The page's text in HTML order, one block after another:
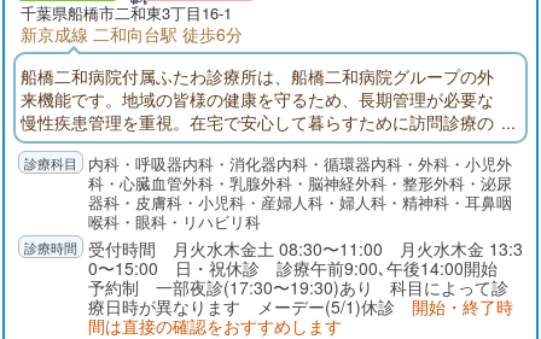
千葉県船橋市二和東3丁目16-1
新京成線 二和向台駅 徒歩6分
船橋二和病院付属ふたわ診療所は、船橋二和病院グループの外
来機能です。地域の皆様の健康を守るため、長期管理が必要な
慢性疾患管理を重視。在宅で安心して暮らすために訪問診療の
展開。入退院では船橋二和病院との連携。地域の皆様が安心し
て暮らせるように医療面でサポートできる外来機能を目指して
内科・呼吸器内科・消化器内科・循環器内科・外科・小児外
科・心臓血管外科・乳腺外科・脳神経外科・整形外科・泌尿
器科・皮膚科・小児科・産婦人科・婦人科・精神科・耳鼻咽
喉科・眼科・リハビリ科
受付時間 月火水木金土 08:30〜11:00 月火水木金 13:3
0〜15:00 日・祝休診 診療午前9:00､午後14:00開始
予約制 一部夜診(17:30〜19:30)あり 科目によって診
療日時が異なります メーデー(5/1)休診 開始・終了時
間は直接の確認をおすすめします